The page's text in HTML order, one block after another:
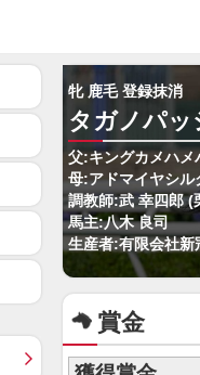
牝 鹿毛 登録抹消
タガノパッ
父:キングカメハメ
母:アドマイヤシル
調教師:武 幸四郎 (
馬主:八木 良司
生産者:有限会社新
賞金